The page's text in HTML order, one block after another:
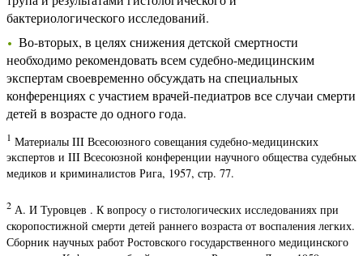
бактериологического исследований.
Во-вторых, в целях снижения детской смертности
необходимо рекомендовать всем судебно-медицинским
экспертам своевременно обсуждать на специальных
конференциях с участием врачей-педиатров все случаи смерти
детей в возрасте до одного года.
1 Материалы III Всесоюзного совещания судебно-медицинских
экспертов и III Всесоюзной конференции научного общества судебных
медиков и криминалистов Рига, 1957, стр. 77.
2 А. И Туровцев . К вопросу о гистологических исследованиях при
скоропостижной смерти детей раннего возраста от воспаления легких.
Сборник научных работ Ростовского государственного медицинского